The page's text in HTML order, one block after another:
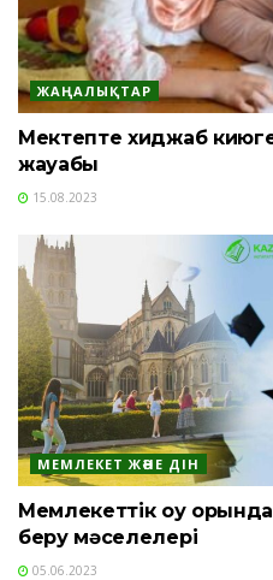
ЖАҢАЛЫҚТАР
Мектепте хиджаб
жауабы
15.08.2023
МЕМЛЕКЕТ ЖӘНЕ ДІН
Мемлекеттік оқу
беру мәселелері
05.06.2023